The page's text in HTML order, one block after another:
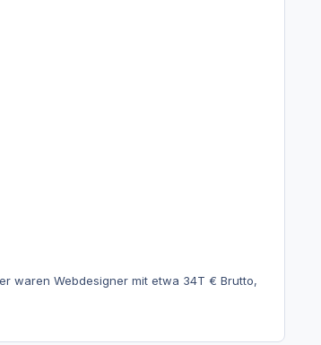
waren Webdesigner mit etwa 34T € Brutto,